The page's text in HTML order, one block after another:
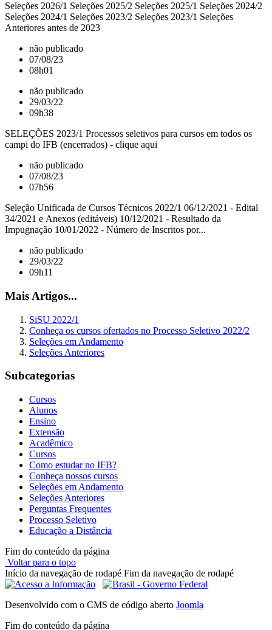
Seleções 2026/1 Seleções 2025/2 Seleções 2025/1 Seleções 2024/2
Seleções 2024/1 Seleções 2023/2 Seleções 2023/1 Seleções
Anteriores antes de 2023
não publicado
07/08/23
08h01
não publicado
29/03/22
09h38
SELEÇÕES 2023/1 Processos seletivos para cursos em todos os
campi do IFB (encerrados) - clique aqui
não publicado
07/08/23
07h56
Seleção Unificada de Cursos Técnicos 2022/1 06/12/2021 - Edital
34/2021 e Anexos (editáveis) 10/12/2021 - Resultado da
Impugnação 10/01/2022 - Número de Inscritos por...
não publicado
29/03/22
09h11
Mais Artigos...
SiSU 2022/1
Conheça os cursos ofertados no Processo Seletivo 2022/2
Seleções em Andamento
Seleções Anteriores
Subcategorias
Cursos
Alunos
Ensino
Extensão
Acadêmico
Cursos
Como estudar no IFB?
Conheça nossos cursos
Seleções em Andamento
Seleções Anteriores
Perguntas Frequentes
Processo Seletivo
Educação a Distância
Fim do conteúdo da página
Voltar para o topo
Início da navegação de rodapé Fim da navegação de rodapé
Desenvolvido com o CMS de código aberto Joomla
Fim do conteúdo da página